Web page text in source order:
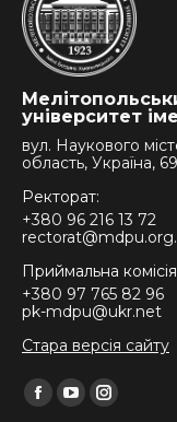
університет
вул. Наукового
область, Україна,
Ректорат:
+380 96 216 13 72
Приймальна
+380 97 765 82 96
pk-mdpu@ukr.net
Стара версія сайту
Find us on:
Facebook
YouTubeInstagram